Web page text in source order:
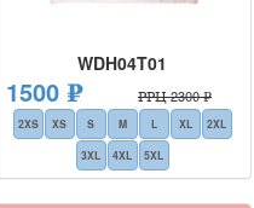
WDH04T01
1500 ₽ РРЦ 2300 ₽
2XS XS S M L XL
2XL
3XL
4XL 5XL